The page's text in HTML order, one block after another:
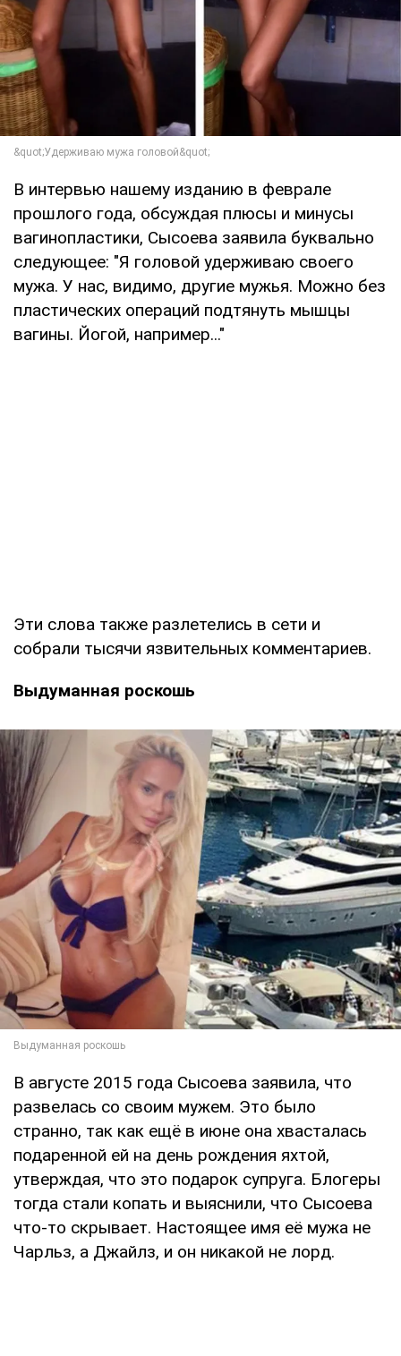
В интервью нашему изданию в феврале
прошлого года, обсуждая плюсы и минусы
вагинопластики, Сысоева заявила буквально
следующее: "Я головой удерживаю своего
мужа. У нас, видимо, другие мужья. Можно без
пластических операций подтянуть мышцы
вагины. Йогой, например..."
Эти слова также разлетелись в сети и
собрали тысячи язвительных комментариев.
Выдуманная роскошь
В августе 2015 года Сысоева заявила, что
развелась со своим мужем. Это было
странно, так как ещё в июне она хвасталась
подаренной ей на день рождения яхтой,
утверждая, что это подарок супруга. Блогеры
тогда стали копать и выяснили, что Сысоева
что-то скрывает. Настоящее имя её мужа не
Чарльз, а Джайлз, и он никакой не лорд.